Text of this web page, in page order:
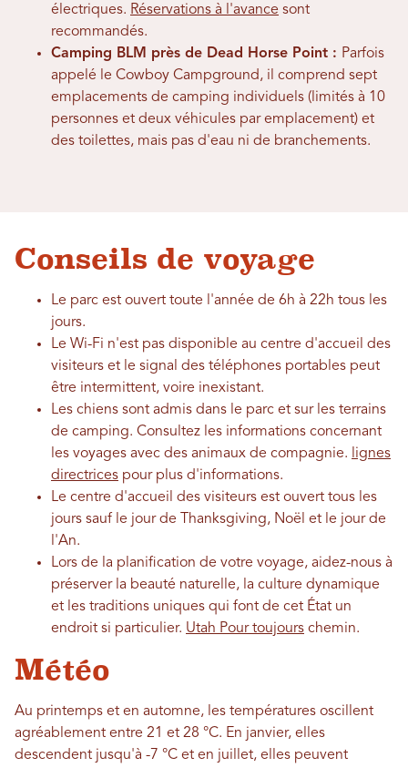
électriques. Réservations à l'avance sont
recommandés.
Camping BLM près de Dead Horse Point : Parfois
appelé le Cowboy Campground, il comprend sept
emplacements de camping individuels (limités à 10
personnes et deux véhicules par emplacement) et
des toilettes, mais pas d'eau ni de branchements.
Conseils de voyage
Le parc est ouvert toute l'année de 6h à 22h tous les
jours.
Le Wi-Fi n'est pas disponible au centre d'accueil des
visiteurs et le signal des téléphones portables peut
être intermittent, voire inexistant.
Les chiens sont admis dans le parc et sur les terrains
de camping. Consultez les informations concernant
les voyages avec des animaux de compagnie.
lignes
directrices pour plus d'informations.
Le centre d'accueil des visiteurs est ouvert tous les
jours sauf le jour de Thanksgiving, Noël et le jour de
l'An.
Lors de la planification de votre voyage, aidez-nous à
préserver la beauté naturelle, la culture dynamique
et les traditions uniques qui font de cet État un
endroit si particulier. Utah Pour toujours chemin.
Météo
Au printemps et en automne, les températures oscillent
agréablement entre 21 et 28 °C. En janvier, elles
descendent jusqu'à -7 °C et en juillet, elles peuvent